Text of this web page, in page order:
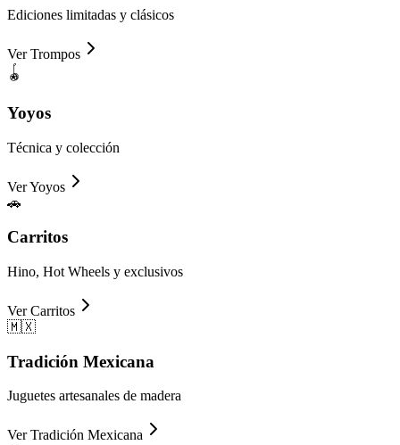
Ediciones limitadas y clásicos
VerTrompos
🪀
Yoyos
Técnica y colección
VerYoyos
🚗
Carritos
Hino, Hot Wheels y exclusivos
VerCarritos
🇲🇽
Tradición Mexicana
Juguetes artesanales de madera
VerTradición Mexicana